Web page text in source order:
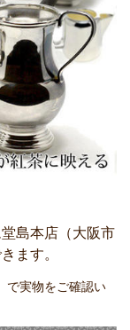
島本店（大阪市
ます。
で実物をご確認い